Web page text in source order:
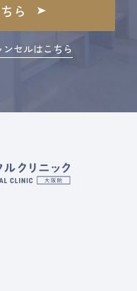
ら
セルはこちら